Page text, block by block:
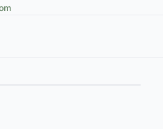
VHW 70 Prime
indukcionim motorom NXWP-150